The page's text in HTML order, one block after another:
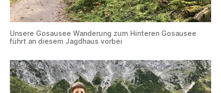
Unsere Gosausee Wanderung zum Hinteren Gosausee
führt an diesem Jagdhaus vorbei